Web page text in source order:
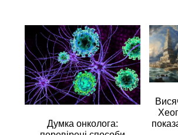
Думка онколога: